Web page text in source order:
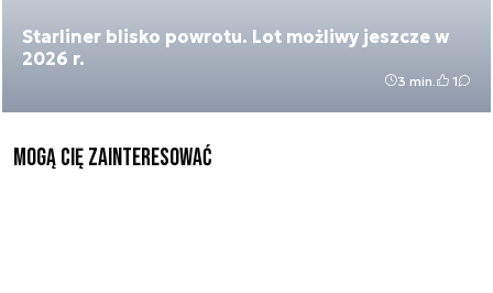
Starliner blisko powrotu. Lot możliwy jeszcze w
2026 r.
3 min. 1
Mogą Cię zainteresować